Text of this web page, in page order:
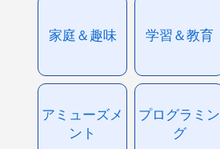
家庭＆趣味 学習＆教育
アミューズメ
ント
プログラミン
グ